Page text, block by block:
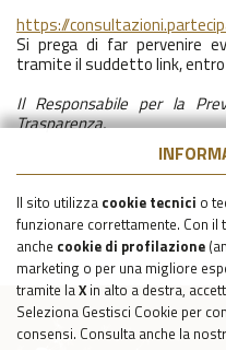
Il sito utilizza cookie tecnici o
funzionare correttamente. Con
anche cookie di profilazione
marketing o per una migliore
tramite laX in alto a destra,
Seleziona Gestisci Cookie per
consensi. Consulta anche la
https://
Si prega di far pervenire
tramite il suddetto link,
Il Responsabile per la
Trasparenza.